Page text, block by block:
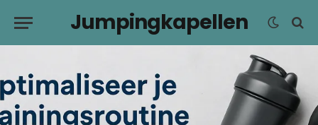
Jumpingkapellen